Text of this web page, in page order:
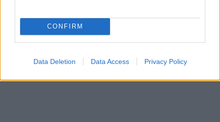
CONFIRM
Data Deletion Data Access Privacy Policy